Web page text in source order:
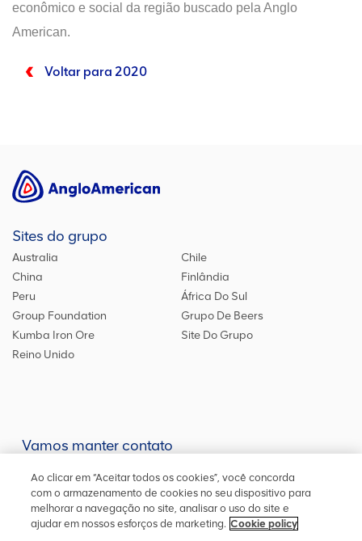
econômico e social da região buscado pela Anglo
American.
Voltar para 2020
Sites do grupo
Australia
Chile
China
Finlândia
Peru
África Do Sul
Group Foundation
Grupo De Beers
Kumba Iron Ore
Site Do Grupo
Reino Unido
Vamos manter contato
contatoconoscopara outras informações
Ao clicar em “Aceitar todos os cookies”, você concorda
com o armazenamento de cookies no seu dispositivo para
melhorar a navegação no site, analisar o uso do site e
ajudar em nossos esforços de marketing. Cookie policy